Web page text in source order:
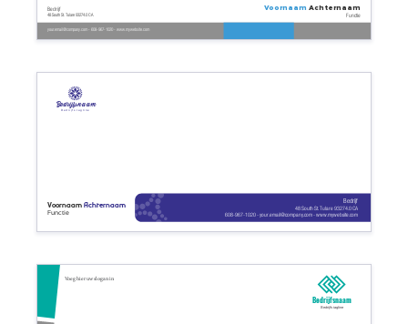
your.email@company.com - 608-967-1020 - www.mywebsite.com
Voornaam Achternaam
Functie
48 South St. Tulare 93274.0 CA
Bedrijf
608-967-1020 - your.email@company.com - www.mywebsite.com
48 South St. Tulare 93274.0 CA
Voornaam Achternaam
Functie
Bedrijf
Bedrijfsnaam
Bedrijfs tagline
Voeg hier uw slogan in
Bedrijfsnaam
Bedrijfs tagline